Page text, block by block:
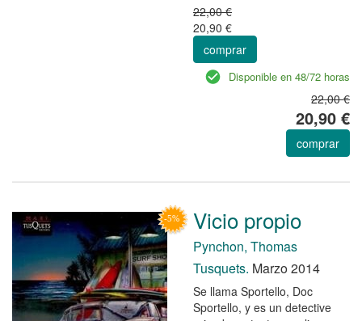
22,00 €
20,90 €
comprar
Disponible en 48/72 horas
22,00 €
20,90 €
comprar
Vicio propio
Pynchon, Thomas
Tusquets. Marzo 2014
Se llama Sportello, Doc
Sportello, y es un detective